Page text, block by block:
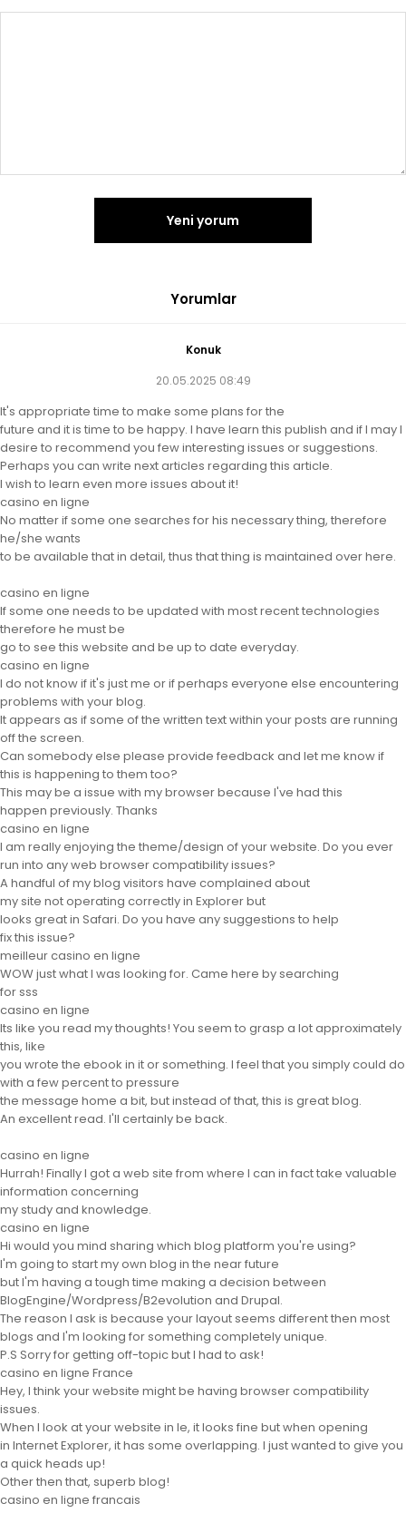
Yeni yorum
Yorumlar
Konuk
20.05.2025 08:49
It's appropriate time to make some plans for the
future and it is time to be happy. I have learn this publish and if I may I
desire to recommend you few interesting issues or suggestions.
Perhaps you can write next articles regarding this article.
I wish to learn even more issues about it!
casino en ligne
No matter if some one searches for his necessary thing, therefore
he/she wants
to be available that in detail, thus that thing is maintained over here.
casino en ligne
If some one needs to be updated with most recent technologies
therefore he must be
go to see this website and be up to date everyday.
casino en ligne
I do not know if it's just me or if perhaps everyone else encountering
problems with your blog.
It appears as if some of the written text within your posts are running
off the screen.
Can somebody else please provide feedback and let me know if
this is happening to them too?
This may be a issue with my browser because I've had this
happen previously. Thanks
casino en ligne
I am really enjoying the theme/design of your website. Do you ever
run into any web browser compatibility issues?
A handful of my blog visitors have complained about
my site not operating correctly in Explorer but
looks great in Safari. Do you have any suggestions to help
fix this issue?
meilleur casino en ligne
WOW just what I was looking for. Came here by searching
for sss
casino en ligne
Its like you read my thoughts! You seem to grasp a lot approximately
this, like
you wrote the ebook in it or something. I feel that you simply could do
with a few percent to pressure
the message home a bit, but instead of that, this is great blog.
An excellent read. I'll certainly be back.
casino en ligne
Hurrah! Finally I got a web site from where I can in fact take valuable
information concerning
my study and knowledge.
casino en ligne
Hi would you mind sharing which blog platform you're using?
I'm going to start my own blog in the near future
but I'm having a tough time making a decision between
BlogEngine/Wordpress/B2evolution and Drupal.
The reason I ask is because your layout seems different then most
blogs and I'm looking for something completely unique.
P.S Sorry for getting off-topic but I had to ask!
casino en ligne France
Hey, I think your website might be having browser compatibility
issues.
When I look at your website in Ie, it looks fine but when opening
in Internet Explorer, it has some overlapping. I just wanted to give you
a quick heads up!
Other then that, superb blog!
casino en ligne francais